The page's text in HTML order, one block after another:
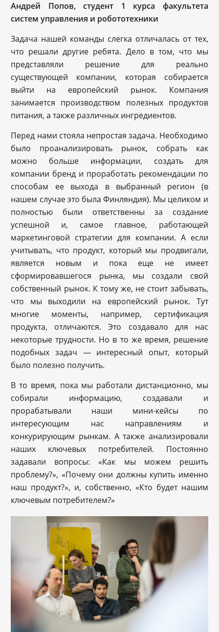
Андрей Попов,студент 1 курса факультета
систем управления и робототехники
Задача нашей команды слегка отличалась от тех,
что решали другие ребята. Дело в том, что мы
представляли решение для реально
существующей компании, которая собирается
выйти на европейский рынок. Компания
занимается производством полезных продуктов
питания, а также различных ингредиентов.
Перед нами стояла непростая задача. Необходимо
было проанализировать рынок, собрать как
можно больше информации, создать для
компании бренд и проработать рекомендации по
способам ее выхода в выбранный регион (в
нашем случае это была Финляндия). Мы целиком и
полностью были ответственны за создание
успешной и, самое главное, работающей
маркетинговой стратегии для компании. А если
учитывать, что продукт, который мы продвигали,
является новым и пока еще не имеет
сформировавшегося рынка, мы создали свой
собственный рынок. К тому же, не стоит забывать,
что мы выходили на европейский рынок. Тут
многие моменты, например, сертификация
продукта, отличаются. Это создавало для нас
некоторые трудности. Но в то же время, решение
подобных задач — интересный опыт, который
было полезно получить.
В то время, пока мы работали дистанционно, мы
собирали информацию, создавали и
прорабатывали наши мини-кейсы по
интересующим нас направлениям и
конкурирующим рынкам. А также анализировали
наших ключевых потребителей. Постоянно
задавали вопросы: «Как мы можем решить
проблему?», «Почему они должны купить именно
наш продукт?», и, собственно, «Кто будет нашим
ключевым потребителем?»